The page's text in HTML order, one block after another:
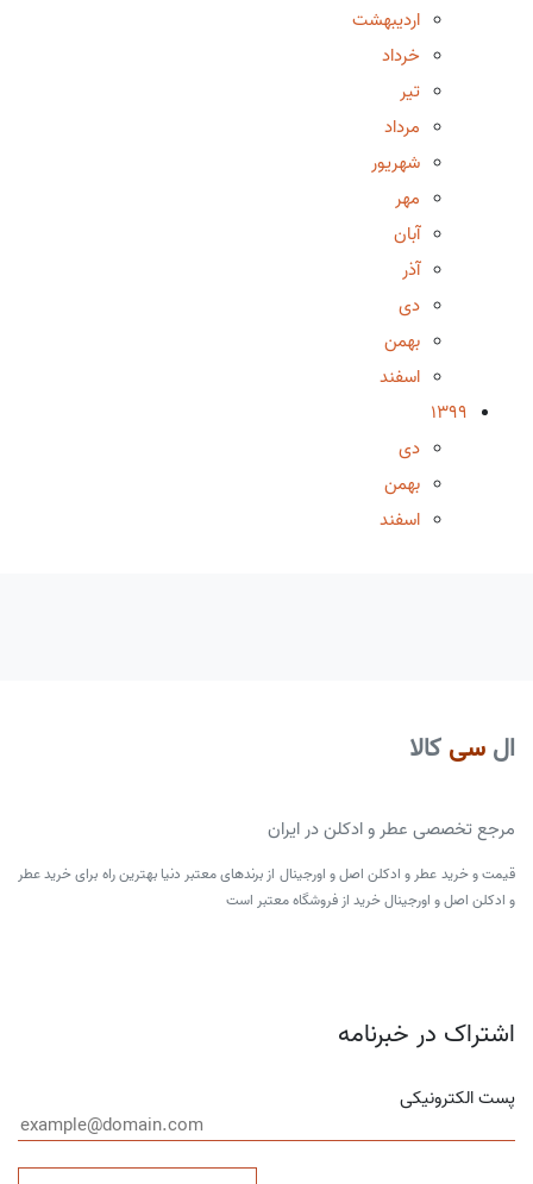
اردیبهشت
خرداد
تیر
مرداد
شهریور
مهر
آبان
آذر
دی
بهمن
اسفند
1399
دی
بهمن
اسفند
ال سی کالا
مرجع تخصصی عطر و ادکلن در ایران
قیمت و خرید عطر و ادکلن اصل و اورجینال از برندهای معتبر دنیا بهترین راه برای خرید عطر
و ادکلن اصل و اورجینال خرید از فروشگاه معتبر است
اشتراک در خبرنامه
پست الکترونیکی